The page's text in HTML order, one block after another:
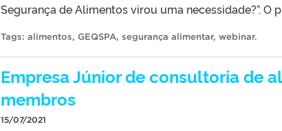
Segurança de Alimentos virou uma necessidade?”. O
Tags: alimentos, GEQSPA, segurança alimentar, webinar.
Empresa Júnior de consultoria de
membros
15/07/2021